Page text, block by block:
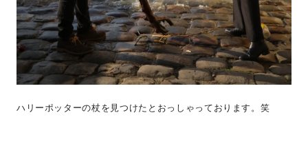
ハリーポッターの杖を見つけたとおっしゃっております。笑